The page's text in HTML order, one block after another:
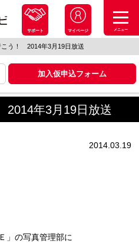
サポート マイページ メニュー
う！ 2014年3月19日放送
加入仮申込フォーム
年3月19日放送
2014.03.19
」の写真管理部に